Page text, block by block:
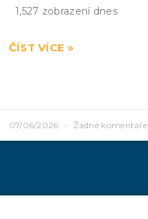
1,527 zobrazení dnes
ČÍST VÍCE »
07/06/2026 Žádné komentáře